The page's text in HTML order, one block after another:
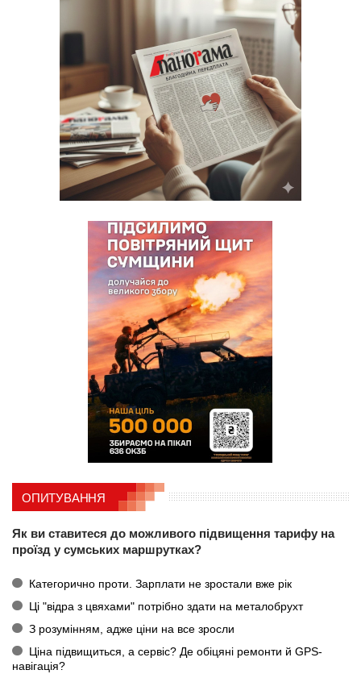
ОПИТУВАННЯ
Як ви ставитеся до можливого підвищення тарифу на
проїзд у сумських маршрутках?
Категорично проти. Зарплати не зростали вже рік
Ці "відра з цвяхами" потрібно здати на металобрухт
З розумінням, адже ціни на все зросли
Ціна підвищиться, а сервіс? Де обіцяні ремонти й GPS-
навігація?